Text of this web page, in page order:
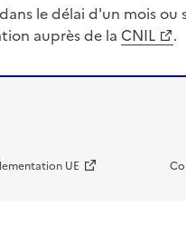
le délai d'un mois
auprès de la CNIL .
UE